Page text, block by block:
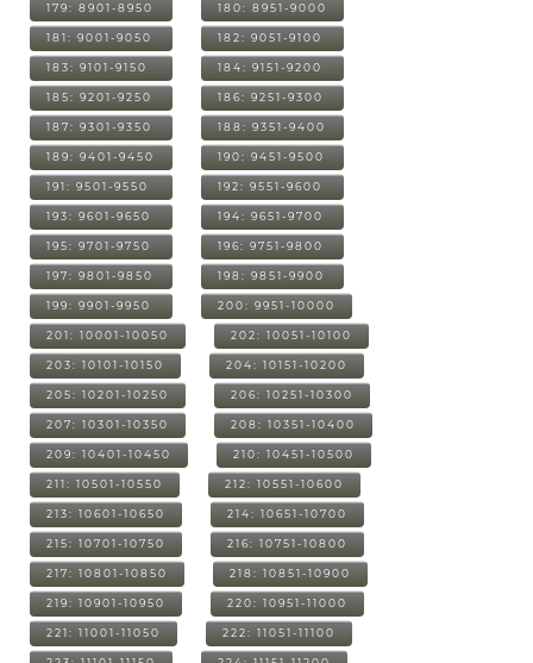
179: 8901-8950 180: 8951-9000
181: 9001-9050 182: 9051-9100
183: 9101-9150 184: 9151-9200
185: 9201-9250 186: 9251-9300
187: 9301-9350 188: 9351-9400
189: 9401-9450 190: 9451-9500
191: 9501-9550 192: 9551-9600
193: 9601-9650 194: 9651-9700
195: 9701-9750 196: 9751-9800
197: 9801-9850 198: 9851-9900
199: 9901-9950 200: 9951-10000
201: 10001-10050 202: 10051-10100
203: 10101-10150 204: 10151-10200
205: 10201-10250 206: 10251-10300
207: 10301-10350 208: 10351-10400
209: 10401-10450 210: 10451-10500
211: 10501-10550 212: 10551-10600
213: 10601-10650 214: 10651-10700
215: 10701-10750 216: 10751-10800
217: 10801-10850 218: 10851-10900
219: 10901-10950 220: 10951-11000
221: 11001-11050 222: 11051-11100